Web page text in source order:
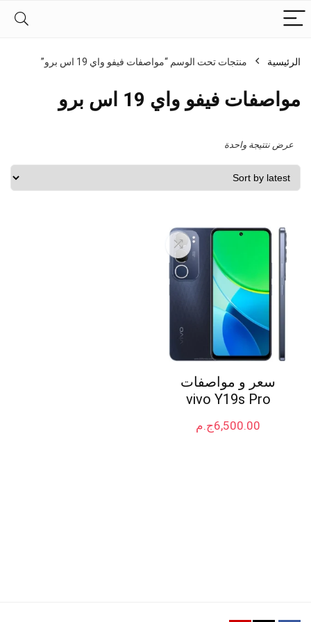
الرئيسية منتجات تحت الوسم “مواصفات فيفو واي 19 اس برو”
مواصفات فيفو واي 19 اس برو
عرض نتتيجة واحدة
سعر و مواصفات
vivo Y19s Pro
ج.م6,500.00